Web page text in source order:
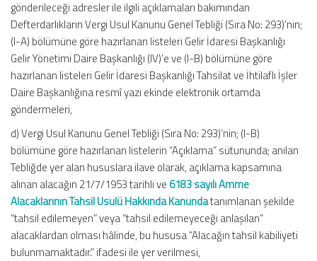
gönderileceği adresler ile ilgili açıklamaları bakımından
Defterdarlıkların Vergi Usul Kanunu Genel Tebliği (Sıra No: 293)’nin;
(I-A) bölümüne göre hazırlanan listeleri Gelir İdaresi Başkanlığı
Gelir Yönetimi Daire Başkanlığı (IV)’e ve (I-B) bölümüne göre
hazırlanan listeleri Gelir İdaresi Başkanlığı Tahsilat ve İhtilaflı İşler
Daire Başkanlığına resmî yazı ekinde elektronik ortamda
göndermeleri,
d) Vergi Usul Kanunu Genel Tebliği (Sıra No: 293)’nin; (I-B)
bölümüne göre hazırlanan listelerin “Açıklama” sütununda; anılan
Tebliğde yer alan hususlara ilave olarak, açıklama kapsamına
alınan alacağın 21/7/1953 tarihli ve 6183 sayılı Amme
Alacaklarının Tahsil Usulü Hakkında Kanundatanımlanan şekilde
“tahsil edilemeyen” veya “tahsil edilemeyeceği anlaşılan”
alacaklardan olması hâlinde, bu hususa “Alacağın tahsil kabiliyeti
bulunmamaktadır.” ifadesi ile yer verilmesi,